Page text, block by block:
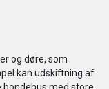
og døre, som
kan udskiftning af